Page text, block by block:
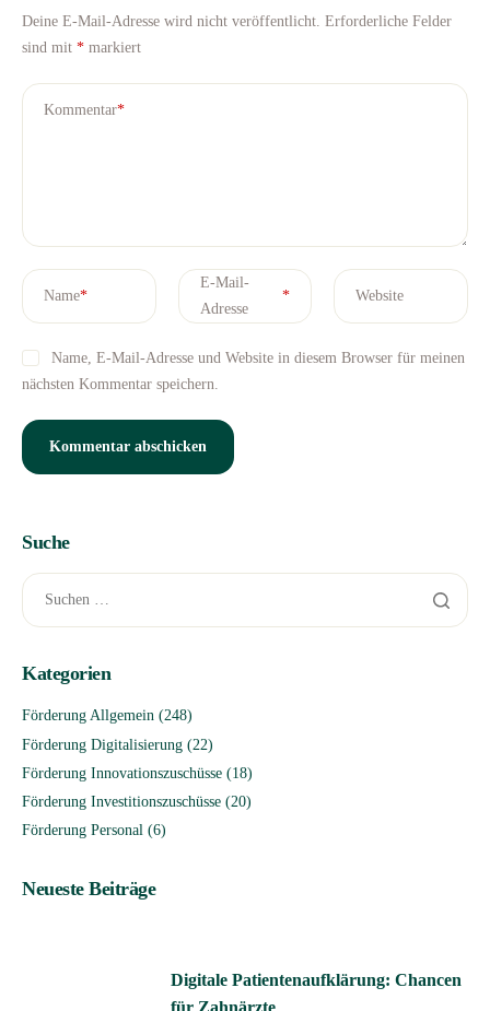
Deine E-Mail-Adresse wird nicht veröffentlicht. Erforderliche Felder
sind mit * markiert
Kommentar*
Name*
E-Mail-
Adresse
* Website
Name, E-Mail-Adresse und Website in diesem Browser für meinen
nächsten Kommentar speichern.
Suche
Kategorien
Förderung Allgemein (248)
Förderung Digitalisierung (22)
Förderung Innovationszuschüsse (18)
Förderung Investitionszuschüsse (20)
Förderung Personal (6)
Neueste Beiträge
Digitale Patientenaufklärung: Chancen
für Zahnärzte